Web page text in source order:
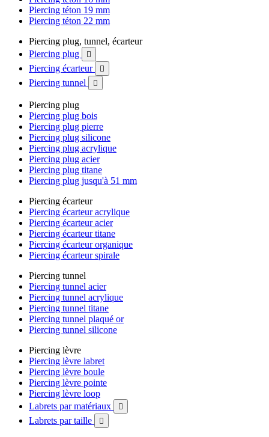
Piercing téton 19 mm
Piercing téton 22 mm
Piercing plug, tunnel, écarteur
Piercing plug

Piercing écarteur 
Piercing tunnel 
Piercing plug
Piercing plug bois
Piercing plug pierre
Piercing plug silicone
Piercing plug acrylique
Piercing plug acier
Piercing plug titane
Piercing plug jusqu'à 51 mm
Piercing écarteur
Piercing écarteur acrylique
Piercing écarteur acier
Piercing écarteur titane
Piercing écarteur organique
Piercing écarteur spirale
Piercing tunnel
Piercing tunnel acier
Piercing tunnel acrylique
Piercing tunnel titane
Piercing tunnel plaqué or
Piercing tunnel silicone
Piercing lèvre
Piercing lèvre labret
Piercing lèvre boule
Piercing lèvre pointe
Piercing lèvre loop
Labrets par matériaux

Labrets par taille 